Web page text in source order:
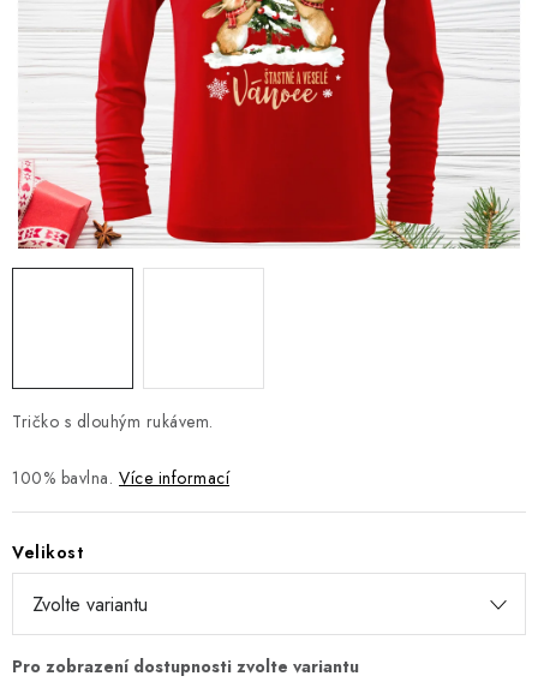
KONTAKTY
Jak nakupovat Moje objednávka
Výměna / vrácení zboží
Hodnocení obchodu
Obchodní podmínky
GDPR + cookies
Tričko s dlouhým rukávem.
100% bavlna. Více informací
Velikost